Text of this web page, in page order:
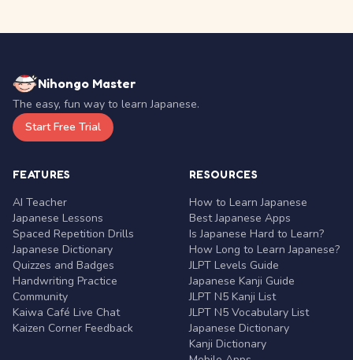
Nihongo Master
The easy, fun way to learn Japanese.
Start Free Trial
FEATURES
AI Teacher
Japanese Lessons
Spaced Repetition Drills
Japanese Dictionary
Quizzes and Badges
Handwriting Practice
Community
Kaiwa Café Live Chat
Kaizen Corner Feedback
RESOURCES
How to Learn Japanese
Best Japanese Apps
Is Japanese Hard to Learn?
How Long to Learn Japanese?
JLPT Levels Guide
Japanese Kanji Guide
JLPT N5 Kanji List
JLPT N5 Vocabulary List
Japanese Dictionary
Kanji Dictionary